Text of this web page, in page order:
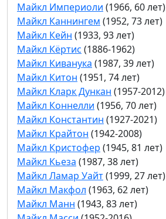
Майкл Империоли (1966, 60 лет)
Майкл Каннингем (1952, 73 лет)
Майкл Кейн (1933, 93 лет)
Майкл Кёртис (1886-1962)
Майкл Киванука (1987, 39 лет)
Майкл Китон (1951, 74 лет)
Майкл Кларк Дункан (1957-2012)
Майкл Коннелли (1956, 70 лет)
Майкл Константин (1927-2021)
Майкл Крайтон (1942-2008)
Майкл Кристофер (1945, 81 лет)
Майкл Кьеза (1987, 38 лет)
Майкл Ламар Уайт(1999, 27 лет)
Майкл Макфол (1963, 62 лет)
Майкл Манн (1943, 83 лет)